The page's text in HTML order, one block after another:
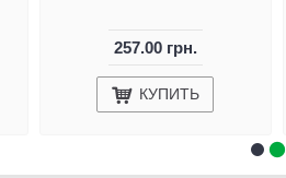
257.00 грн.
КУПИТЬ